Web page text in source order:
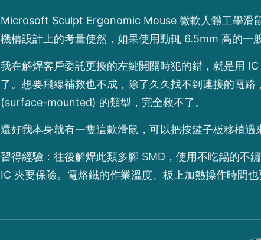
Microsoft Sculpt Ergonomic Mouse 微軟人體工學滑
機構設計上的考量使然，如果使用動輒 6.5mm 高的一
我在解焊客戶委託更換的左鍵開關時犯的錯，就是用
了。想要飛線補救也不成，除了久久找不到連接的電
(surface-mounted) 的類型，完全救不了。
還好我本身就有一隻這款滑鼠，可以把按鍵子板移植過
習得經驗：往後解焊此類多腳 SMD，使用不吃錫的不
IC 夾要保險。電烙鐵的作業溫度、板上加熱操作時間也